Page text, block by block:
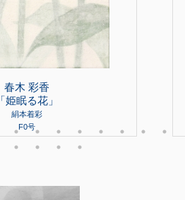
春木 彩香
「姫眠る花」
絹本着彩
F0号